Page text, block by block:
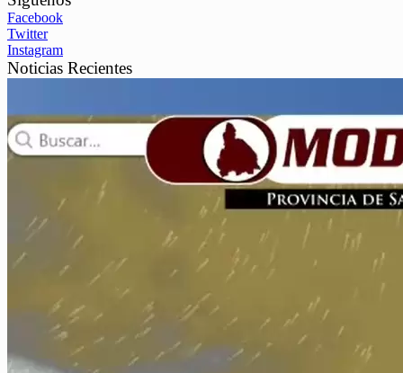
Facebook
Twitter
Instagram
Noticias Recientes